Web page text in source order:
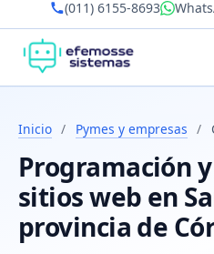
(011) 6155-8693
Inicio / Pymes y empresas /
Programación
sitios web en
provincia de